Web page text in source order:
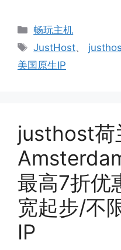
分
类
畅玩主机
标
签
JustHost、
美国原生IP
justhost荷
最高7折优
宽起步/不
IP